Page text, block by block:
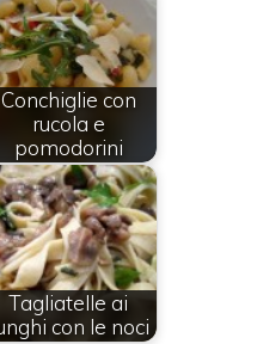
Conchiglie con
rucola e
pomodorini
Tagliatelle ai
con le noci